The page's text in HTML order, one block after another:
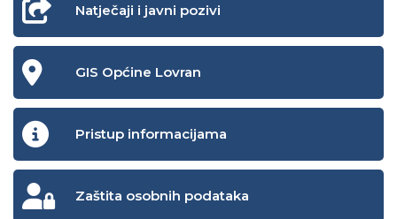
Natječaji i javni pozivi
GIS Općine Lovran
Pristup informacijama
Zaštita osobnih podataka